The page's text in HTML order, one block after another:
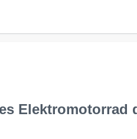
Elektromotorrad